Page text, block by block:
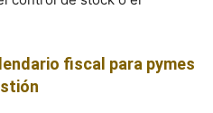
fiscal para pymes